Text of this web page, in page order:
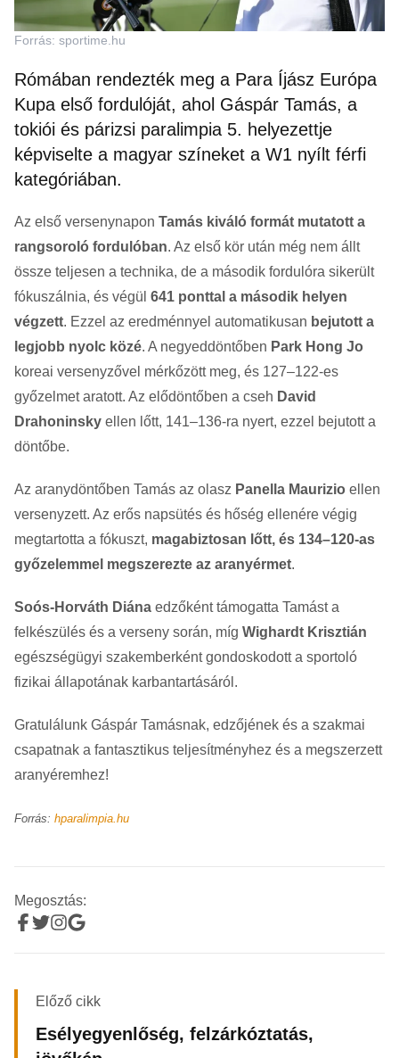
Forrás: sportime.hu
Rómában rendezték meg a Para Íjász Európa
Kupa első fordulóját, ahol Gáspár Tamás, a
tokiói és párizsi paralimpia 5. helyezettje
képviselte a magyar színeket a W1 nyílt férfi
kategóriában.
Az első versenynapon Tamás kiváló formát mutatott a
rangsoroló fordulóban. Az első kör után még nem állt
össze teljesen a technika, de a második fordulóra sikerült
fókuszálnia, és végül 641 ponttal a második helyen
végzett. Ezzel az eredménnyel automatikusan bejutott a
legjobb nyolc közé. A negyeddöntőben Park Hong Jo
koreai versenyzővel mérkőzött meg, és 127–122-es
győzelmet aratott. Az elődöntőben a cseh David
Drahoninsky ellen lőtt, 141–136-ra nyert, ezzel bejutott a
döntőbe.
Az aranydöntőben Tamás az olasz Panella Maurizio ellen
versenyzett. Az erős napsütés és hőség ellenére végig
megtartotta a fókuszt, magabiztosan lőtt, és 134–120-as
győzelemmel megszerezte az aranyérmet.
Soós-Horváth Diána edzőként támogatta Tamást a
felkészülés és a verseny során, míg Wighardt Krisztián
egészségügyi szakemberként gondoskodott a sportoló
fizikai állapotának karbantartásáról.
Gratulálunk Gáspár Tamásnak, edzőjének és a szakmai
csapatnak a fantasztikus teljesítményhez és a megszerzett
aranyéremhez!
Forrás: hparalimpia.hu
Megosztás:
Előző cikk
Esélyegyenlőség, felzárkóztatás,